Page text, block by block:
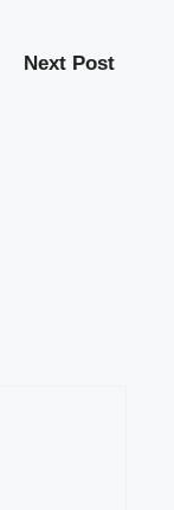
Next Post